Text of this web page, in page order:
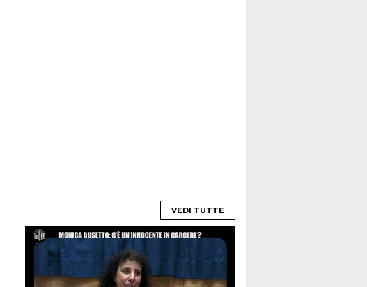
VEDI TUTTE